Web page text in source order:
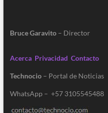
Bruce Garavito– Director
Acerca Privacidad Contacto
Technocio– Portal de Noticias
WhatsApp – +57 3105545488